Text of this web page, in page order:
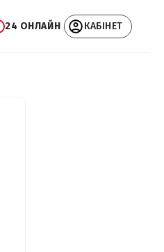
24 ОНЛАЙН КАБІНЕТ